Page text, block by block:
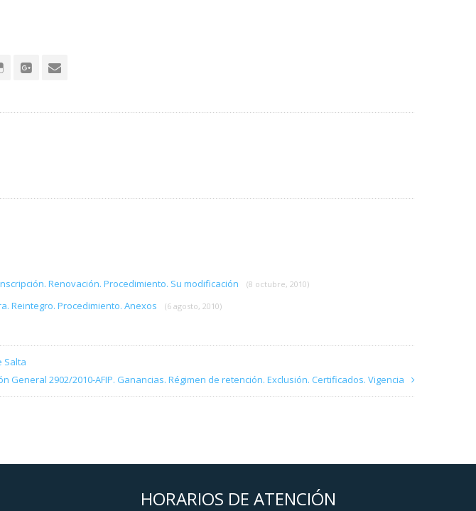
Renovación. Procedimiento. Su modificación (8 octubre, 2010)
Reintegro. Procedimiento. Anexos (6 agosto, 2010)
Salta
General 2902/2010-AFIP. Ganancias. Régimen de retención. Exclusión. Certificados. Vigencia
HORARIOS DE ATENCIÓN